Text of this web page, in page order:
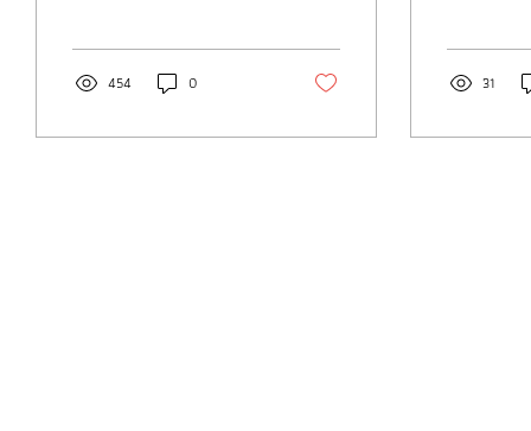
454 0
ทันที...
31